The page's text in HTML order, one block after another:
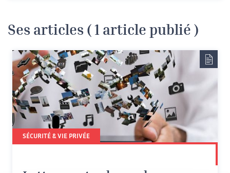
Ses articles ( 1 article publié )
SÉCURITÉ & VIE PRIVÉE